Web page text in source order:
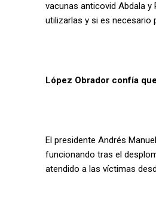
vacunas anticovid Abdala
utilizarlas y si es necesario
López Obrador confía
El presidente Andrés
funcionando tras el
atendido a las víctimas